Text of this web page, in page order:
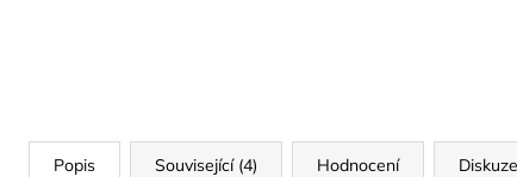
Popis Související (4) Hodnocení Diskuze